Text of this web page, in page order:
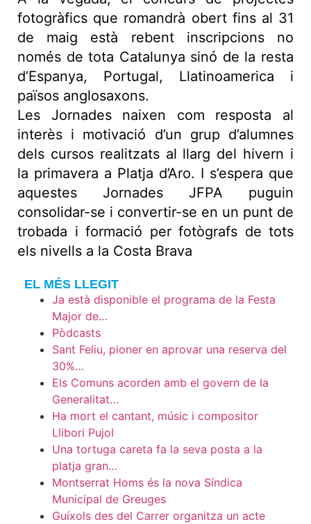
fotogràfics que romandrà obert fins al 31
de maig està rebent inscripcions no
només de tota Catalunya sinó de la resta
d’Espanya, Portugal, Llatinoamerica i
països anglosaxons.
Les Jornades naixen com resposta al
interès i motivació d’un grup d’alumnes
dels cursos realitzats al llarg del hivern i
la primavera a Platja d’Aro. I s’espera que
aquestes Jornades JFPA puguin
consolidar-se i convertir-se en un punt de
trobada i formació per fotògrafs de tots
els nivells a la Costa Brava
EL MÉS LLEGIT
Ja està disponible el programa de la Festa
Major de…
Pòdcasts
Sant Feliu, pioner en aprovar una reserva del
30%…
Els Comuns acorden amb el govern de la
Generalitat…
Ha mort el cantant, músic i compositor
Llibori Pujol
Una tortuga careta fa la seva posta a la
platja gran…
Montserrat Homs és la nova Síndica
Municipal de Greuges
Guíxols des del Carrer organitza un acte